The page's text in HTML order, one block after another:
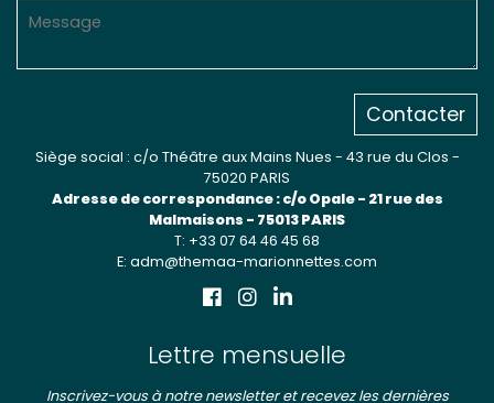
Contacter
Siège social : c/o Théâtre aux Mains Nues - 43 rue du Clos -
75020 PARIS
Adresse de correspondance : c/o Opale - 21 rue des
Malmaisons - 75013 PARIS
T: +33 07 64 46 45 68
E: adm@themaa-marionnettes.com
Lettre mensuelle
Inscrivez-vous à notre newsletter et recevez les dernières